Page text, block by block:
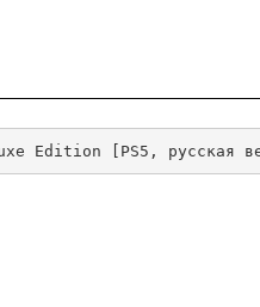
Edition [PS5, русская